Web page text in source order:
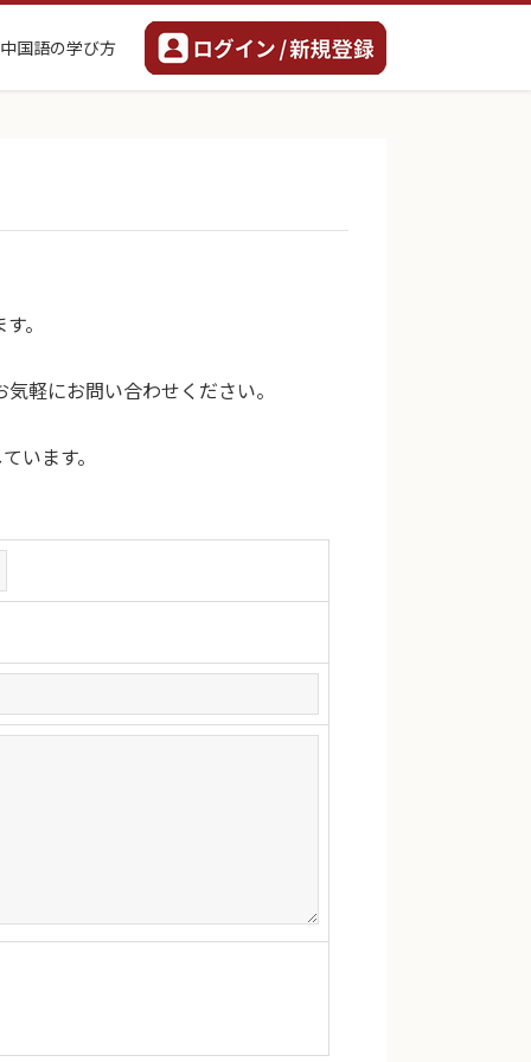
中国語の学び方
。
軽にお問い合わせください。
います。